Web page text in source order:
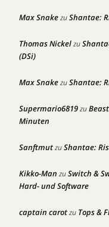
Max SnakezuShantae:
Thomas Nickelzu
(DSi)
Max SnakezuShantae:
Supermario6819zu
Minuten
SanftmutzuShantae:
Kikko-Man zuSwitch &
Hard- und Software
captain carotzu Tops &